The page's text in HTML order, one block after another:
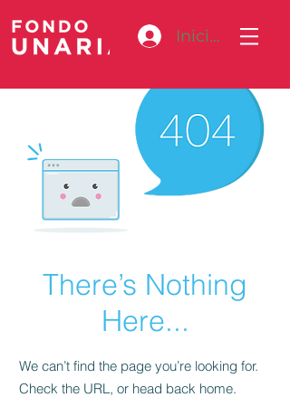
Iniciar sesión
There’s Nothing
Here...
We can’t find the page you’re looking for.
Check the URL, or head back home.